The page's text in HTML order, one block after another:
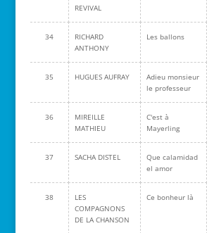
REVIVAL
34
RICHARD
ANTHONY
Les ballons
35 HUGUES AUFRAY
Adieu monsieur
le professeur
36
MIREILLE
MATHIEU
C'est à
Mayerling
37 SACHA DISTEL
Que calamidad
el amor
38
LES
COMPAGNONS
DE LA CHANSON
Ce bonheur là